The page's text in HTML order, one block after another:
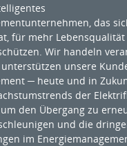
das
für mehr
Wir handeln
unsere
─ heute und in
der
den Übergang zu
und die
im